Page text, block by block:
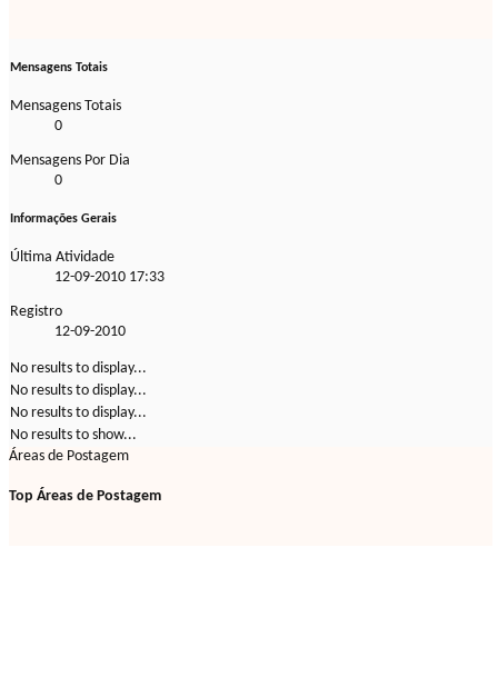
Mensagens Totais
Mensagens Totais
0
Mensagens Por Dia
0
Informações Gerais
Última Atividade
12-09-2010 17:33
Registro
12-09-2010
No results to display...
No results to display...
No results to display...
No results to show...
Áreas de Postagem
Top Áreas de Postagem